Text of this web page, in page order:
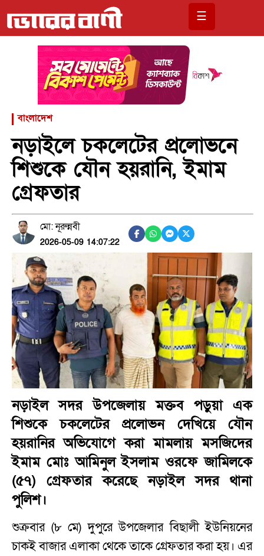
☰
বাংলাদেশ
নড়াইলে চকলেটের প্রলোভনে
শিশুকে যৌন হয়রানি, ইমাম
গ্রেফতার
মো: নূরুন্নবী
2026-05-09 14:07:22
নড়াইল সদর উপজেলায় মক্তব পড়ুয়া এক
শিশুকে চকলেটের প্রলোভন দেখিয়ে যৌন
হয়রানির অভিযোগে করা মামলায় মসজিদের
ইমাম মোঃ আমিনুল ইসলাম ওরফে জামিলকে
(৫৭) গ্রেফতার করেছে নড়াইল সদর থানা
পুলিশ।
শুক্রবার (৮ মে) দুপুরে উপজেলার বিছালী ইউনিয়নের
চাকই বাজার এলাকা থেকে তাকে গ্রেফতার করা হয়। এর